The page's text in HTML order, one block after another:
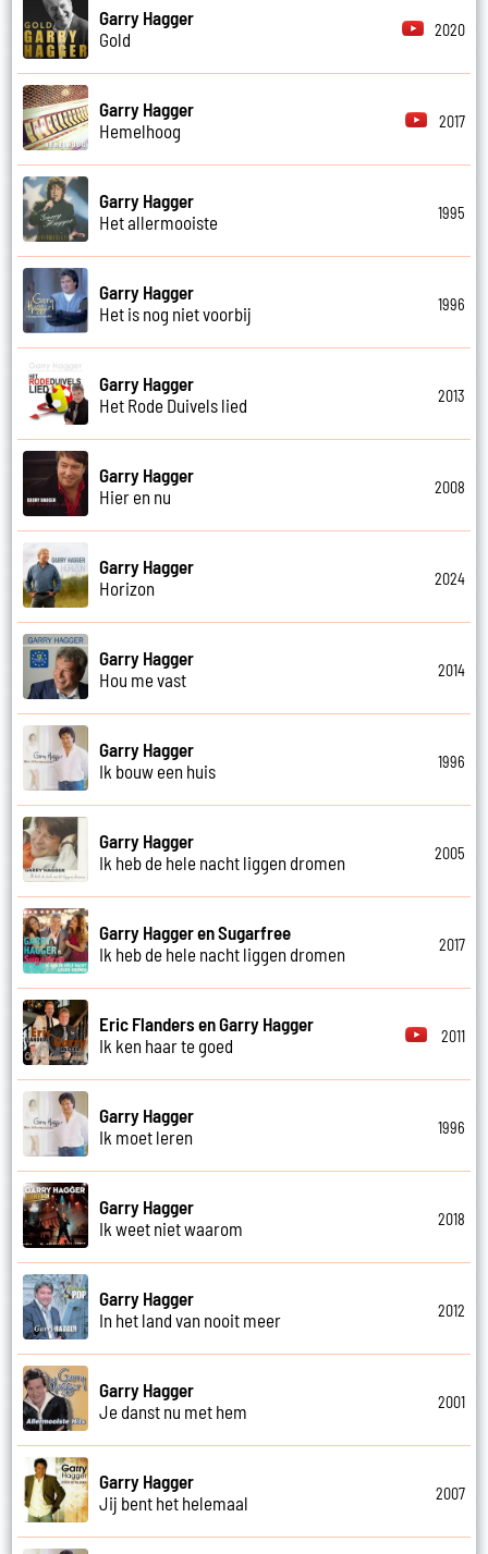
Garry Hagger
Gold
2020
Garry Hagger
Hemelhoog
2017
Garry Hagger
Het allermooiste
1995
Garry Hagger
Het is nog niet voorbij
1996
Garry Hagger
Het Rode Duivels lied
2013
Garry Hagger
Hier en nu
2008
Garry Hagger
Horizon
2024
Garry Hagger
Hou me vast
2014
Garry Hagger
Ik bouw een huis
1996
Garry Hagger
Ik heb de hele nacht liggen dromen
2005
Garry Hagger en Sugarfree
Ik heb de hele nacht liggen dromen
2017
Eric Flanders en Garry Hagger
Ik ken haar te goed
2011
Garry Hagger
Ik moet leren
1996
Garry Hagger
Ik weet niet waarom
2018
Garry Hagger
In het land van nooit meer
2012
Garry Hagger
Je danst nu met hem
2001
Garry Hagger
Jij bent het helemaal
2007